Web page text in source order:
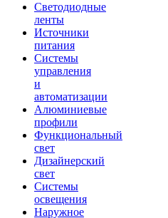
Светодиодные
ленты
Источники
питания
Системы
управления
и
автоматизации
Алюминиевые
профили
Функциональный
свет
Дизайнерский
свет
Системы
освещения
Наружное